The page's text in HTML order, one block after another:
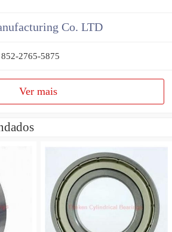
Co. LTD
852-2765-5875
Ver mais